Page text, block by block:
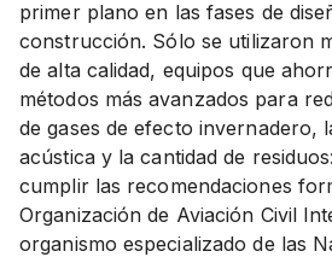
primer plano en las fases de
construcción. Sólo se utilizaron
de alta calidad, equipos que
métodos más avanzados para
de gases de efecto invernadero,
acústica y la cantidad de
cumplir las recomendaciones
Organización de Aviación Civil
organismo especializado de las